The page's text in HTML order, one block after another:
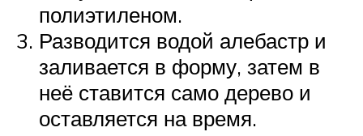
полиэтиленом.
Разводится водой алебастр и
заливается в форму, затем в
неё ставится само дерево и
оставляется на время.